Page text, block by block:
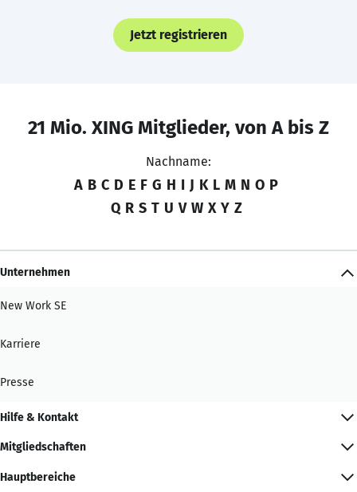
Jetzt registrieren
21 Mio. XING Mitglieder, von A bis Z
Nachname:
A B C D E F G H I J K L M N O P
Q R S T U V W X Y Z
Unternehmen
New Work SE
Karriere
Presse
Hilfe & Kontakt
Mitgliedschaften
Hauptbereiche